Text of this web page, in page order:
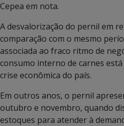
Cepea em nota.
A desvalorização do pernil em
comparação com o mesmo
associada ao fraco ritmo de
consumo interno de carnes
crise econômica do país.
Em outros anos, o pernil
outubro e novembro, quando
estoques para atender à